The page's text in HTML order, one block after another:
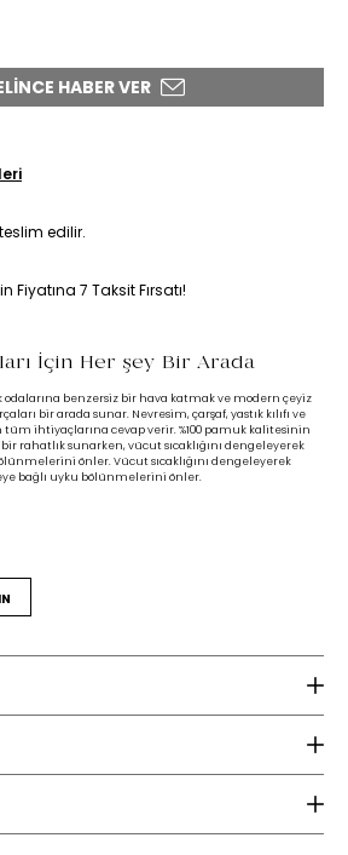
HABER VER
edilir.
Fiyatına 7 Taksit Fırsatı!
İçin Her şey Bir Arada
odalarına benzersiz bir hava katmak ve modern çeyiz
bir arada sunar. Nevresim, çarşaf, yastık kılıfı ve
ihtiyaçlarına cevap verir. %100 pamuk kalitesinin
rahatlık sunarken, vücut sıcaklığını dengeleyerek
önler. Vücut sıcaklığını dengeleyerek
bağlı uyku bölünmelerini önler.
30 derecede yıkanması tavsiye edilir.
Sererek kurutunuz.